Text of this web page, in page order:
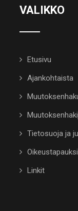
VALIKKO
Etusivu
Ajankohtaista
Tietosuoja ja
Linkit